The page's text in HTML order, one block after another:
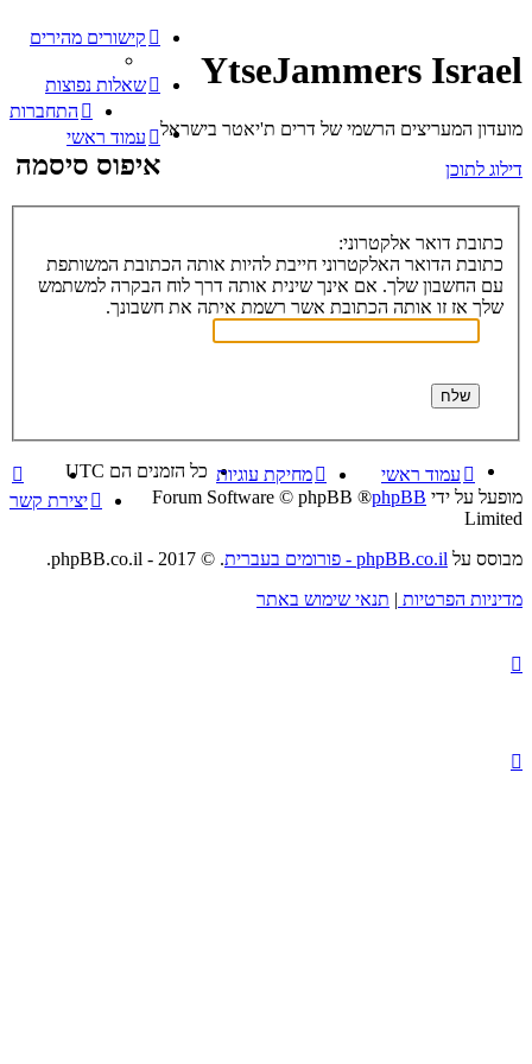
YtseJammers Israel
מועדון המעריצים הרשמי של דרים ת'יאטר בישראל
דילוג לתוכן
קישורים מהירים
שאלות נפוצות
התחברות
עמוד ראשי
איפוס סיסמה
כתובת דואר אלקטרוני:
כתובת הדואר האלקטרוני חייבת להיות אותה הכתובת המשותפת
עם החשבון שלך. אם אינך שינית אותה דרך לוח הבקרה למשתמש
שלך אז זו אותה הכתובת אשר רשמת איתה את חשבונך.
עמוד ראשי כל הזמנים הם UTC
מחיקת עוגיות
יצירת קשר
מופעל על ידי phpBB
® Forum Software © phpBB
Limited
מבוסס על phpBB.co.il - פורומים בעברית
. © 2017 - phpBB.co.il.
מדיניות הפרטיות | תנאי שימוש באתר